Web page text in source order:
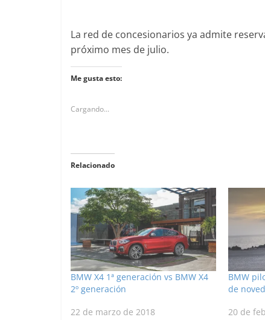
La red de concesionarios ya admite
próximo mes de julio.
Me gusta esto:
Cargando...
Relacionado
BMW X4 1ª generación vs BMW X4
2º generación
22 de marzo de 2018
BMW
de
20 de